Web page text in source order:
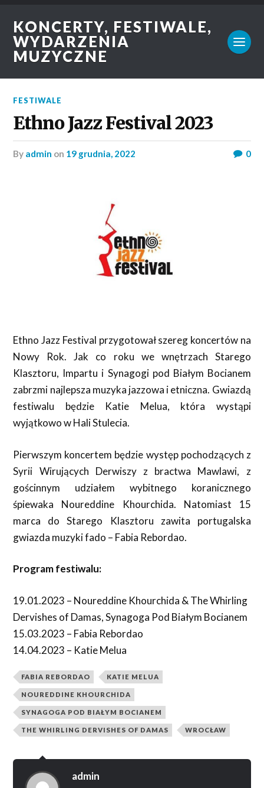
KONCERTY, FESTIWALE,
WYDARZENIA
MUZYCZNE
FESTIWALE
Ethno Jazz Festival 2023
by admin on 19 grudnia, 2022 0
Ethno Jazz Festival przygotował szereg koncertów na
Nowy Rok. Jak co roku we wnętrzach Starego
Klasztoru, Impartu i Synagogi pod Białym Bocianem
zabrzmi najlepsza muzyka jazzowa i etniczna. Gwiazdą
festiwalu będzie Katie Melua, która wystąpi
wyjątkowo w Hali Stulecia.
Pierwszym koncertem będzie występ pochodzących z
Syrii Wirujących Derwiszy z bractwa Mawlawi, z
gościnnym udziałem wybitnego koranicznego
śpiewaka Noureddine Khourchida. Natomiast 15
marca do Starego Klasztoru zawita portugalska
gwiazda muzyki fado – Fabia Rebordao.
Program festiwalu:
19.01.2023 – Noureddine Khourchida & The Whirling
Dervishes of Damas, Synagoga Pod Białym Bocianem
15.03.2023 – Fabia Rebordao
14.04.2023 – Katie Melua
FABIA REBORDAO KATIE MELUA
NOUREDDINE KHOURCHIDA
SYNAGOGA POD BIAŁYM BOCIANEM
THE WHIRLING DERVISHES OF DAMAS WROCŁAW
admin